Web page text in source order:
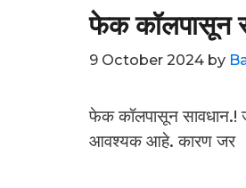
फेक कॉलपासून
9 October 2024 by
फेक कॉलपासून सावधान.!
आवश्यक आहे. कारण जर